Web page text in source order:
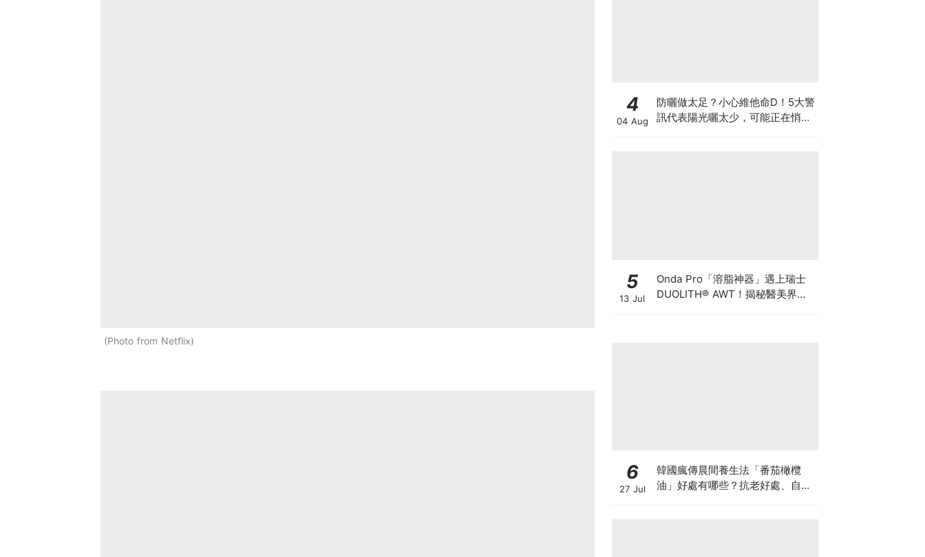
Photo from Netflix
4
04 Aug
防曬做太足？小心維他命D！5大警
訊代表陽光曬太少，可能正在悄悄
5
13 Jul
Onda Pro「溶脂神器」遇上瑞士
DUOLITH® AWT！揭秘醫美界悄
6
27 Jul
韓國瘋傳晨間養生法「番茄橄欖
油」好處有哪些？抗老好處、自製